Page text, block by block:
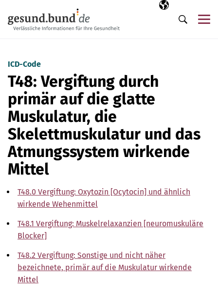
Ausgewählte
DE
Suche
ICD-Code
T48: Vergiftung durch
primär auf die glatte
Muskulatur, die
Skelettmuskulatur und das
Atmungssystem wirkende
Mittel
T48.0 Vergiftung: Oxytozin [Ocytocin] und ähnlich
wirkende Wehenmittel
T48.1 Vergiftung: Muskelrelaxanzien [neuromuskuläre
Blocker]
T48.2 Vergiftung: Sonstige und nicht näher
bezeichnete, primär auf die Muskulatur wirkende
Mittel